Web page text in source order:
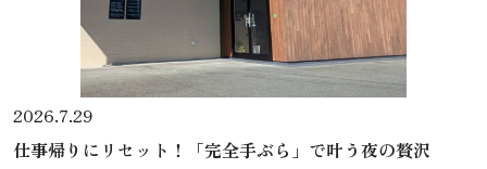
2026.7.29
仕事帰りにリセット！「完全手ぶら」で叶う夜の贅沢